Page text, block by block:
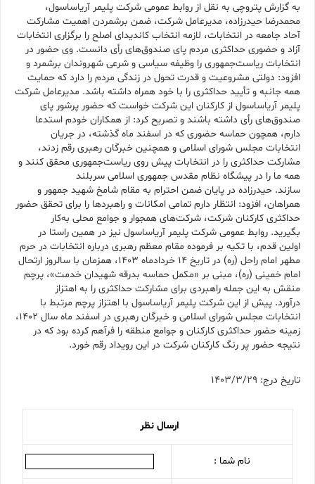
به گزارش پتروچی به نقل از روابط عمومی شرکت پلیمر آریاساسول،
محمدرضا حیدرزاده، مدیرعامل شرکت، ضمن برشمردن اهمیت مشارکت
آحاد جامعه در انتخابات، لازمه انتخاب کاندیدای اصلح را برگزاری انتخابات
آزاد و حضوری حداکثری مردم پای صندوق‌های رأی دانست. وی حضور در
انتخابات ریاست‌جمهوری را وظیفه سیاسی و شرعی شهروندان برشمرد و
افزود: دولتی مشروعیت و قدرت تحول در زندگی مردم را دارد که حمایت
همه جانبه و تأیید حداکثری را با خود همراه داشته باشد. مدیرعامل شرکت
پلیمر آریاساسول از کارکنان این شرکت خواست که حضور پرشور پای
صندوق‌های رأی داشته باشند و تصریح کرد: از همکاران خودم استدعا
دارم، همچون حماسه حضوری که در اسفند ماه گذشته، در جریان
انتخابات مجلس شورای اسلامی و همچنین خبرگان رهبری رقم زدند،
مشارکت حداکثری را در انتخابات پیش روی ریاست‌جمهوری محقق کنند و
همه ما را در پیشگاه نظام مقدس جمهوری اسلامی سربلند
سازند. حیدرزاده در پایان ضمن احترام به مقام شامخ شهید جمهور و
همراهان، افزود: انتظار دارم تمامی امکانات و راهبردها را برای تحقق حضور
حداکثری کارکنان شرکت، شرکت‌های همجوار و جوامع محلی به‌کار
بگیرید. روابط عمومی شرکت پلیمر آریاساسول نیز در همین راستا در
اولین قدم، با تکیه بر فرموده مقام معظم رهبری درباره انتخابات در حرم
مطهر امام راحل (ره) در تاریخ ۱۴ خرداد‌ماه ۱۴۰۳، همزمان با سالروز ارتحال
امام خمینی (ره)، مبنی بر «مکمل حماسه بدرقه شهیدان خدمت»، پرچم
منقش به این جمله راهبردی برای مشارکت حداکثری را به اهتزاز
درآورد. پیش از این شرکت پلیمر آریاساسول با اهتزاز پرچم مرتبط با
انتخابات مجلس شورای اسلامی و خبرگان رهبری در اسفند ماه سال 1402،
زمینه حضور حداکثری کارکنان و جوامع منطقه را فرآهم کرده بود که در
نتیجه حضور پر رنگ کارکنان شرکت در این رویداد رقم خورد.
تاریخ درج: 1403/3/29
ارسال نظر
نام شما :